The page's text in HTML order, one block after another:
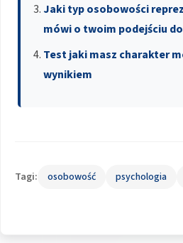
Jaki typ osobowości
mówi o twoim podejściu do
Test jaki masz charakter
wynikiem
Tagi: osobowość psychologia